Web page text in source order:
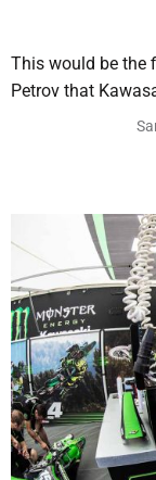
This would be the
Petrov that